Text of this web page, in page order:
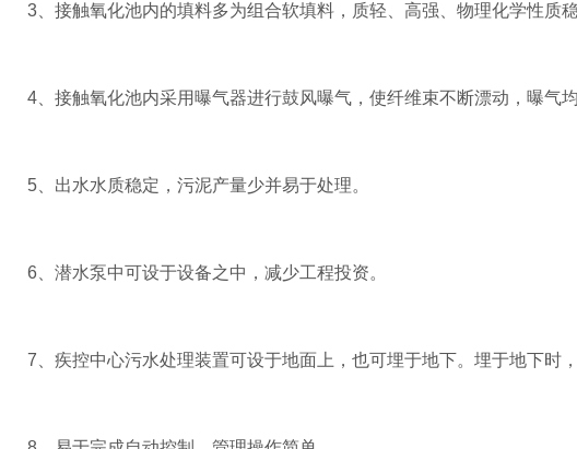
3、接触氧化池内的填料多为组合软填料，质轻、高强、物理化学性质
4、接触氧化池内采用曝气器进行鼓风曝气，使纤维束不断漂动，曝气
5、出水水质稳定，污泥产量少并易于处理。
6、潜水泵中可设于设备之中，减少工程投资。
7、疾控中心污水处理装置可设于地面上，也可埋于地下。埋于地下时